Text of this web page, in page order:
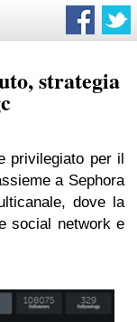
strategia
privilegiato per il
a Sephora
dove la
social network e